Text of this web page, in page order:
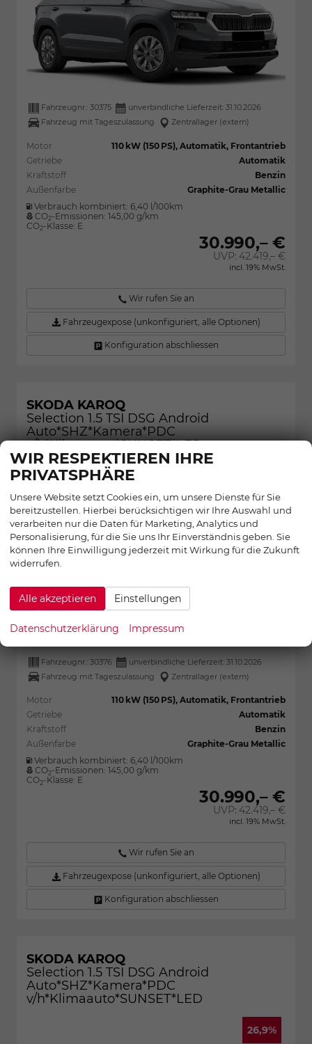
Fahrzeugnr.: 30375 unverbindliche Lieferzeit: 31.10.2026
Fahrzeug mit Tageszulassung
Zentrallager (extern)
Motor
110 kW (150 PS), Automatik, Frontantrieb
Getriebe
Automatik
Kraftstoff
Benzin
Außenfarbe
Graphite-Grau Metallic
Verbrauch kombiniert: 6,40 l/100km
CO2-Emissionen: 145,00 g/km
CO2-Klasse: E
30.990,– €
UVP: 42.419,– €
incl. 19% MwSt.
Wir rufen Sie an
Fahrzeugexpose (unkonfiguriert, alle Optionen)
Konfiguration abschliessen
SKODA KAROQ
Selection 1.5 TSI DSG Android
Auto*SHZ*Kamera*PDC
v/h*Klimaauto*SUNSET*LED
Fahrzeugnr.: 30376 unverbindliche Lieferzeit: 31.10.2026
Fahrzeug mit Tageszulassung
Zentrallager (extern)
Motor
110 kW (150 PS), Automatik, Frontantrieb
Getriebe
Automatik
Kraftstoff
Benzin
Außenfarbe
Graphite-Grau Metallic
Verbrauch kombiniert: 6,40 l/100km
CO2-Emissionen: 145,00 g/km
CO2-Klasse: E
30.990,– €
UVP: 42.419,– €
incl. 19% MwSt.
Wir rufen Sie an
Fahrzeugexpose (unkonfiguriert, alle Optionen)
Konfiguration abschliessen
SKODA KAROQ
Selection 1.5 TSI DSG Android
Auto*SHZ*Kamera*PDC
v/h*Klimaauto*SUNSET*LED
26,9%
WIR RESPEKTIEREN IHRE
PRIVATSPHÄRE
Unsere Website setzt Cookies ein, um unsere Dienste für Sie
bereitzustellen. Hierbei berücksichtigen wir Ihre Auswahl und
verarbeiten nur die Daten für Marketing, Analytics und
Personalisierung, für die Sie uns Ihr Einverständnis geben. Sie
können Ihre Einwilligung jederzeit mit Wirkung für die Zukunft
widerrufen.
Alle akzeptieren Einstellungen
Datenschutzerklärung Impressum